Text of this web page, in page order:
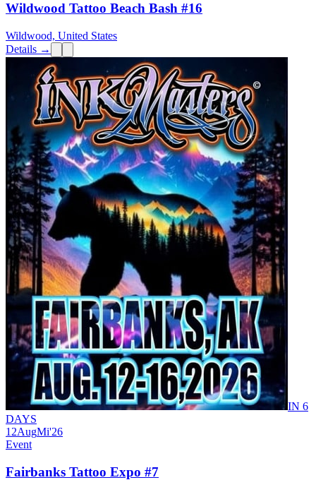
Wildwood Tattoo Beach Bash #16
Wildwood, United States
Details →
IN 6
DAYS
12AugMi'26
Event
Fairbanks Tattoo Expo #7